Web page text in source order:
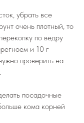
убрать все
очень плотный, то
по ведру
и 10 г
проверить на
посадочные
кома корней